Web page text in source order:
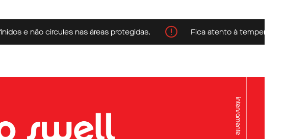
e não circules nas áreas protegidas. Fica atento à temperatura da